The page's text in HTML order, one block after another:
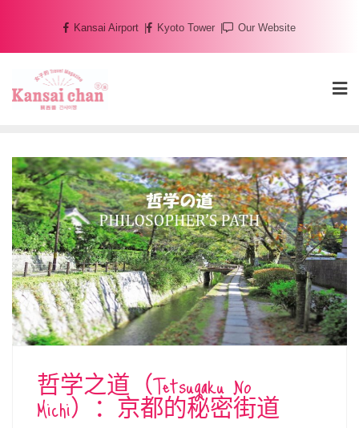
content
Kansai Airport Kyoto Tower Our Website
哲学之道（Tetsugaku No
Michi）：京都的秘密街道